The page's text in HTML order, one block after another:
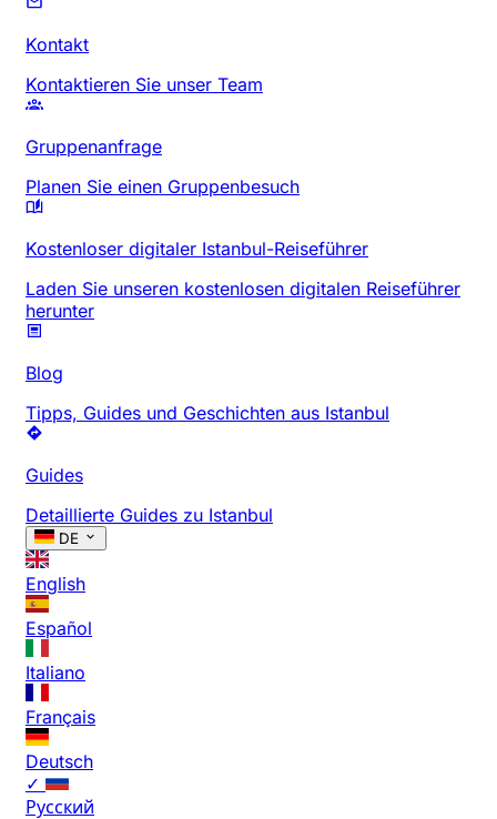
Kontakt
Kontaktieren Sie unser Team
Gruppenanfrage
Planen Sie einen Gruppenbesuch
Kostenloser digitaler Istanbul-Reiseführer
Laden Sie unseren kostenlosen digitalen Reiseführer
herunter
Blog
Tipps, Guides und Geschichten aus Istanbul
Guides
Detaillierte Guides zu Istanbul
DE
English
Español
Italiano
Français
Deutsch
✓
Русский